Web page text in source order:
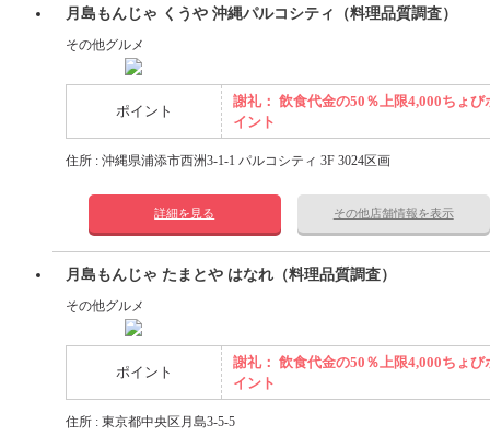
月島もんじゃ くうや 沖縄パルコシティ（料理品質調査）
その他グルメ
ポイント
謝礼： 飲食代金の50％上限4,000ちょび
イント
住所 : 沖縄県浦添市西洲3-1-1 パルコシティ 3F 3024区画
詳細を見る その他店舗情報を表示
月島もんじゃ たまとや はなれ（料理品質調査）
その他グルメ
ポイント
謝礼： 飲食代金の50％上限4,000ちょび
イント
住所 : 東京都中央区月島3-5-5